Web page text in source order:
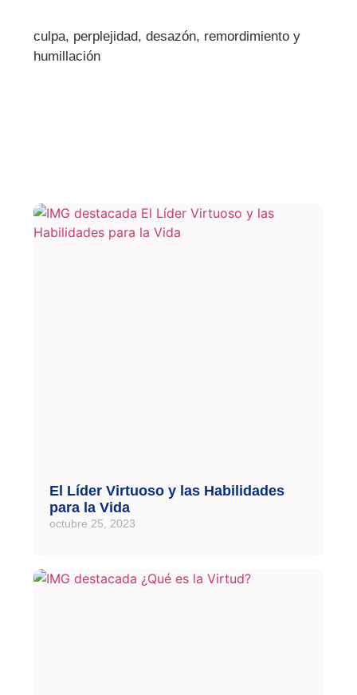
culpa, perplejidad, desazón, remordimiento y
humillación
El Líder Virtuoso y las Habilidades
para la Vida
octubre 25, 2023